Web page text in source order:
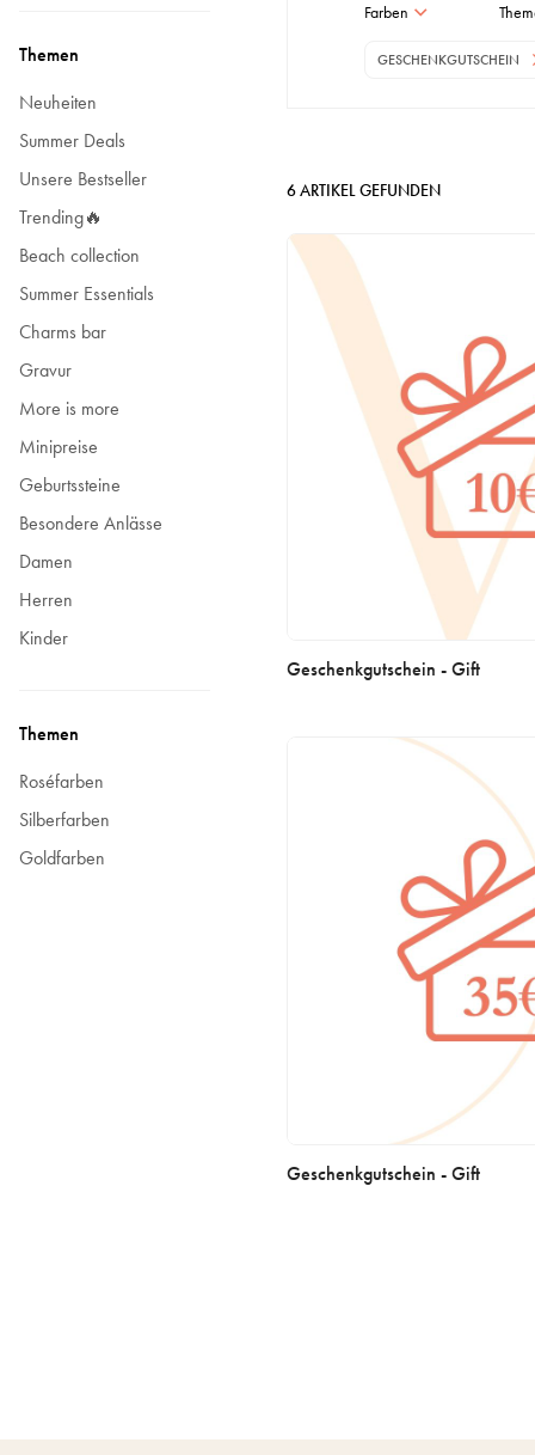
Themen
Neuheiten
Summer Deals
Unsere Bestseller
Trending🔥
Beach collection
Summer Essentials
Charms bar
Gravur
More is more
Minipreise
Geburtssteine
Besondere Anlässe
Damen
Herren
Kinder
Themen
Roséfarben
Silberfarben
Goldfarben
Farben
GESCHENKGUTSCHEIN
6ARTIKEL GEFUNDEN
Geschenkgutschein - Gift
Geschenkgutschein - Gift